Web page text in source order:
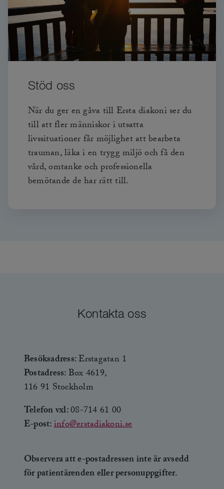
Stöd oss
När du ger en gåva till Ersta diakoni ser du
till att fler människor i utsatta
livssituationer får möjlighet att bearbeta
trauman, läka i en trygg miljö och få den
vård, omtanke och professionella
bemötande de har rätt till.
Kontakta oss
Besöksadress:Erstagatan 1
Postadress:Box 4619,
116 91 Stockholm
Telefon vxl:08-714 61 00
E-post:info@erstadiakoni.se
Observera att e-postadressen inte är avsedd
för patientärenden eller personuppgifter.